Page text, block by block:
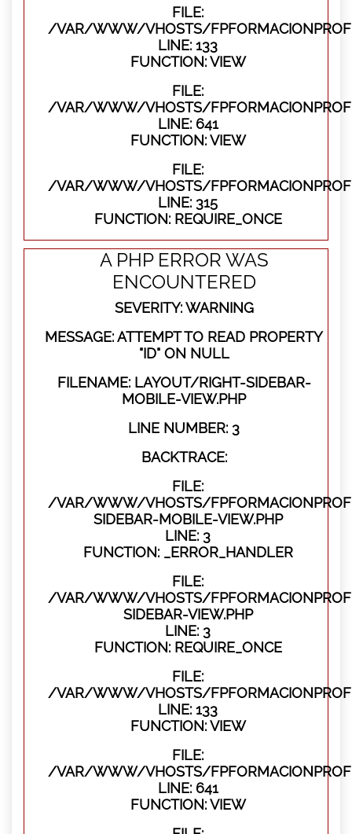
FILE:
/VAR/WWW/VHOSTS/
LINE: 133
FUNCTION: VIEW
FILE:
/VAR/WWW/VHOSTS/
LINE: 641
FUNCTION: VIEW
FILE:
/VAR/WWW/VHOSTS/
LINE: 315
FUNCTION: REQUIRE_ONCE
A PHP ERROR WAS
ENCOUNTERED
SEVERITY: WARNING
MESSAGE: ATTEMPT TO READ PROPERTY
"ID" ON NULL
FILENAME: LAYOUT/RIGHT-SIDEBAR-
MOBILE-VIEW.PHP
LINE NUMBER: 3
BACKTRACE:
FILE:
/VAR/WWW/VHOSTS/
SIDEBAR-MOBILE-VIEW.PHP
LINE: 3
FUNCTION: _ERROR_HANDLER
FILE:
/VAR/WWW/VHOSTS/
SIDEBAR-VIEW.PHP
LINE: 3
FUNCTION: REQUIRE_ONCE
FILE:
/VAR/WWW/VHOSTS/
LINE: 133
FUNCTION: VIEW
FILE:
/VAR/WWW/VHOSTS/
LINE: 641
FUNCTION: VIEW